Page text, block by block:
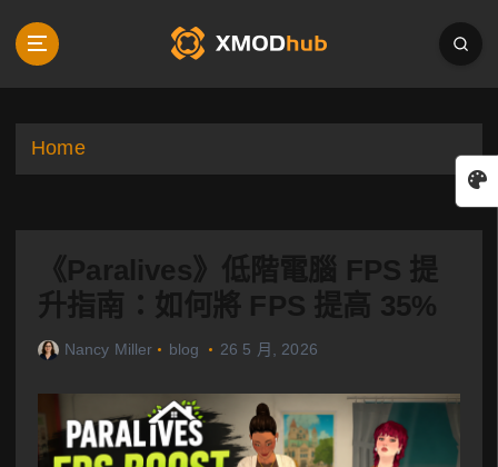
p
Home
《Paralives》低階電腦 FPS 提
升指南：如何將 FPS 提高 35%
Nancy Miller blog 26 5 月, 2026